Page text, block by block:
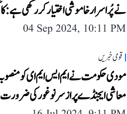
نے پُراسرار خاموشی اختیار کر رکھی ہے:
04 Sep 2024, 10:11 PM
قومی خبریں
مودی حکومت نے ایم ایس ایم ای کو
معاشی ایجنڈے پر از سر نو غور کی